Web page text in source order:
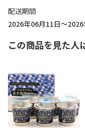
配送期間
2026年06月11日～
この商品を見た人